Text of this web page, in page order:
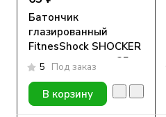
Батончик
глазированный
FitnesShock SHOCKER
арахис-шоколад 35гр.
5 Под заказ
В корзину